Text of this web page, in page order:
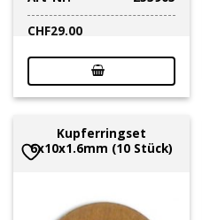
CHF29.00
Kupferringset
6x10x1.6mm (10 Stück)